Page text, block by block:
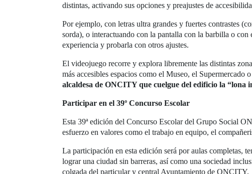
distintas, activando sus opciones y preajustes de
Por ejemplo, con letras ultra grandes y fuertes contrastes
sorda), o interactuando con la pantalla con la barbilla o
experiencia y probarla con otros ajustes.
El videojuego recorre y explora libremente las distintas
más accesibles espacios como el Museo, el
alcaldesa de ONCITY que cuelgue del edificio la
Participar en el 39º Concurso Escolar
Esta 39ª edición del Concurso Escolar del Grupo Social
esfuerzo en valores como el trabajo en equipo, el
La participación en esta edición será por aulas completas,
lograr una ciudad sin barreras, así como una sociedad
colgada del particular y central Ayuntamiento de ONCITY.